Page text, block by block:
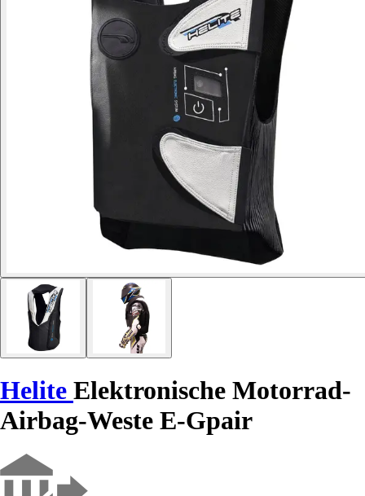
Helite Elektronische Motorrad-
Airbag-Weste E-Gpair